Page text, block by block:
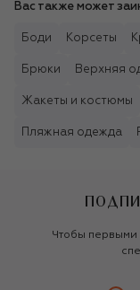
Вас также может
Боди Корсеты
Брюки Верхняя
Жакеты и костюмы
Пляжная одежда
Чтобы первыми